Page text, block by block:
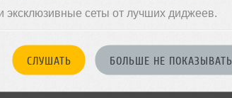
сеты от лучших диджеев.
СЛУШАТЬ БОЛЬШЕ НЕ ПОКАЗЫВАТЬ